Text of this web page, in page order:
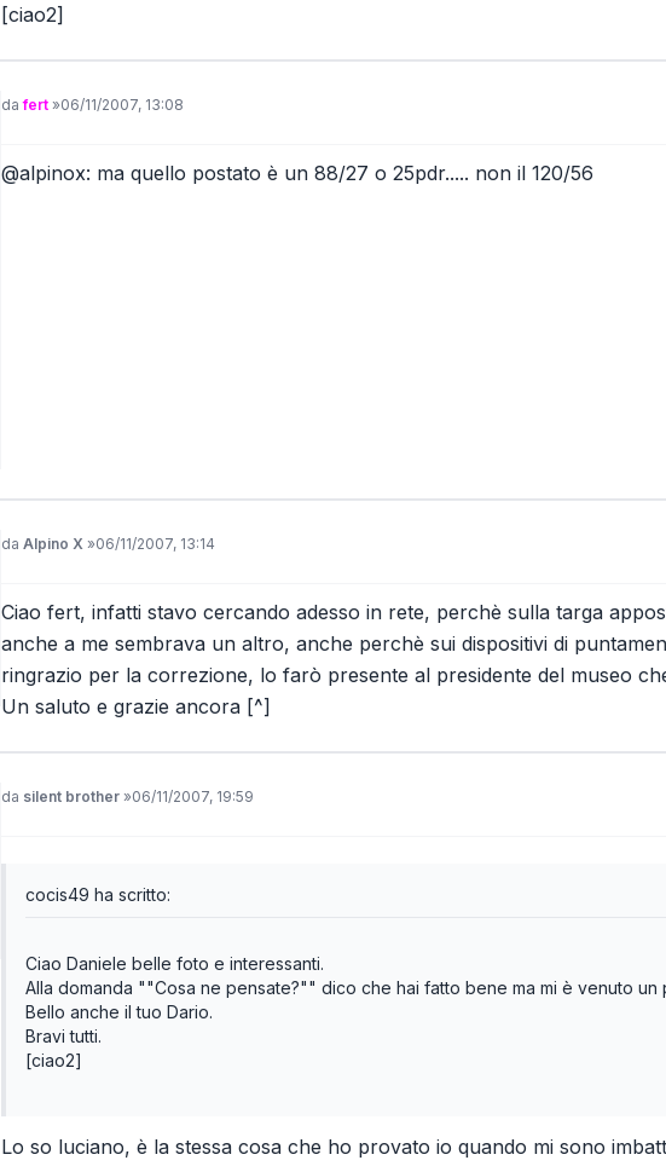
[ciao2]
Messaggio
dafert »06/11/2007, 13:08
@alpinox: ma quello postato è un 88/27 o 25pdr..... non il 120/56
Messaggio
da Alpino X »06/11/2007, 13:14
Ciao fert, infatti stavo cercando adesso in rete, perchè sulla targa
anche a me sembrava un altro, anche perchè sui dispositivi di
ringrazio per la correzione, lo farò presente al presidente del museo
Un saluto e grazie ancora [^]
Messaggio
da silent brother »06/11/2007, 19:59
cocis49 ha scritto:
Ciao Daniele belle foto e interessanti.
Alla domanda ""Cosa ne pensate?"" dico che hai fatto bene ma mi è venuto un
Bello anche il tuo Dario.
Bravi tutti.
[ciao2]
Lo so luciano, è la stessa cosa che ho provato io quando mi sono